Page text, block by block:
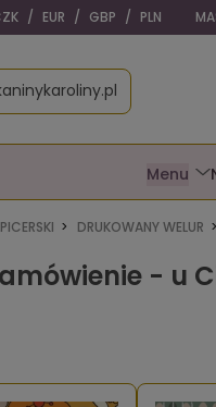
/ EUR / GBP / PLN
Menu
DRUKOWANY WELUR
- u